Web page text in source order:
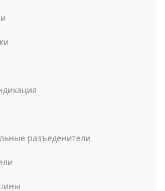
разъеденители